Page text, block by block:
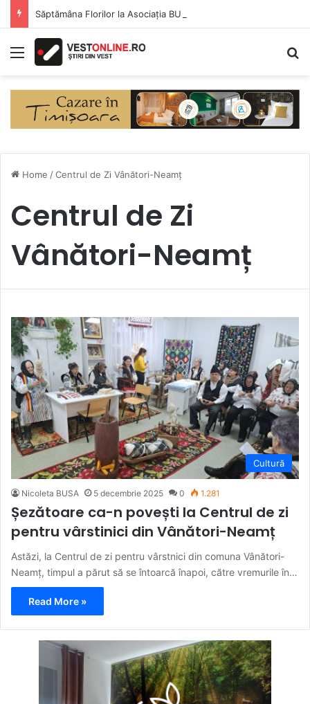
Săptămâna Florilor la Asociația BUNETI
Menu
Home /Centrul de Zi Vânători-Neamț
Centrul de Zi
Vânători-Neamț
Cultură
Nicoleta BUSA 5 decembrie 2025 0 1.281
Șezătoare ca-n povești la Centrul de zi
pentru vârstinici din Vânători-Neamț
Astăzi, la Centrul de zi pentru vârstnici din comuna Vânători-
Neamț, timpul a părut să se întoarcă înapoi, către vremurile în…
Read More »